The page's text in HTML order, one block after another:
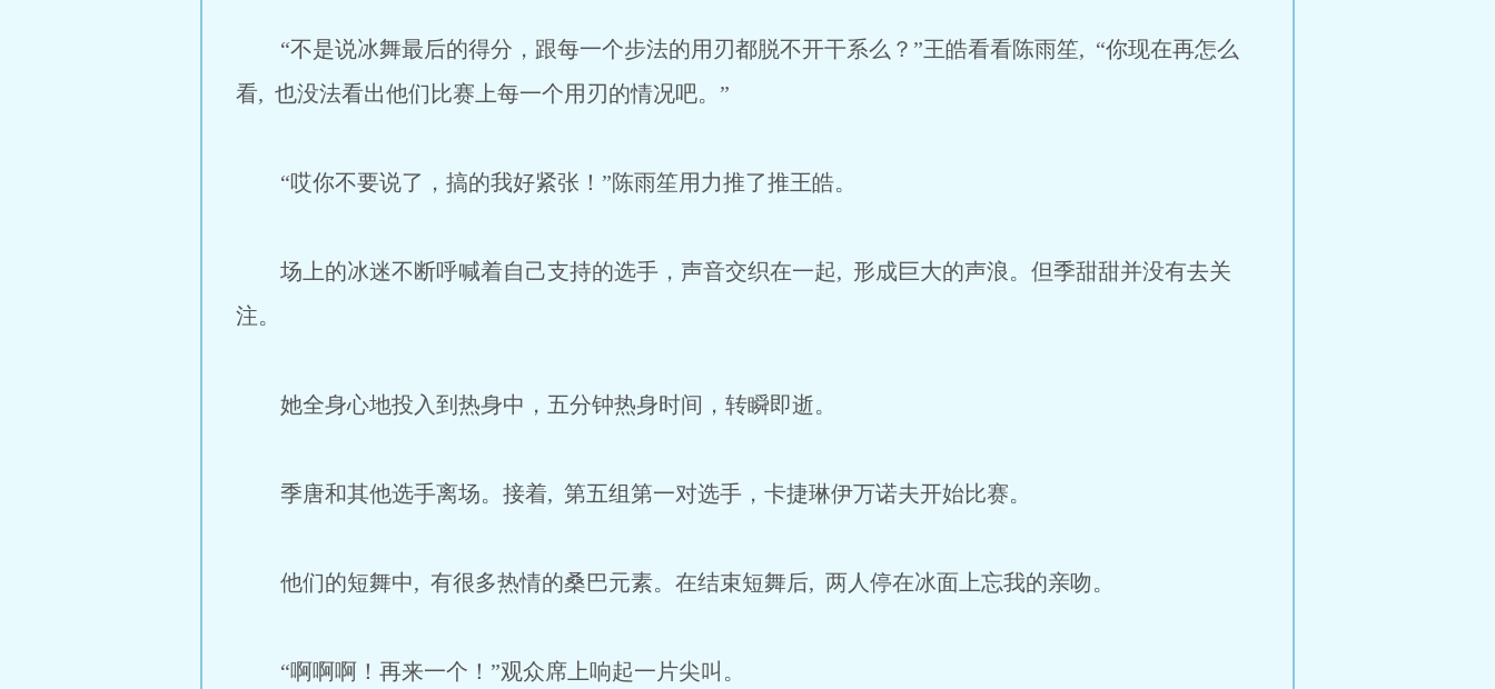
“不是说冰舞最后的得分，跟每一个步法的用刃都脱不开干系么？”王皓看看陈雨笙, “你现在再怎么
看, 也没法看出他们比赛上每一个用刃的情况吧。”
“哎你不要说了，搞的我好紧张！”陈雨笙用力推了推王皓。
场上的冰迷不断呼喊着自己支持的选手，声音交织在一起, 形成巨大的声浪。但季甜甜并没有去关
注。
她全身心地投入到热身中，五分钟热身时间，转瞬即逝。
季唐和其他选手离场。接着, 第五组第一对选手，卡捷琳伊万诺夫开始比赛。
他们的短舞中, 有很多热情的桑巴元素。在结束短舞后, 两人停在冰面上忘我的亲吻。
“啊啊啊！再来一个！”观众席上响起一片尖叫。